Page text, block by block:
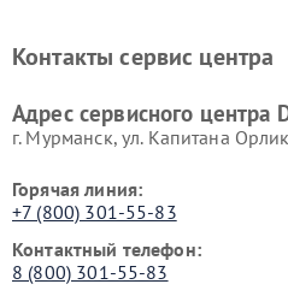
DeLonghi
Контакты сервис центра
Адрес сервисного центра
г. Мурманск, ул. Капитана
Горячая линия:
+7 (800) 301-55-83
Контактный телефон:
8 (800) 301-55-83